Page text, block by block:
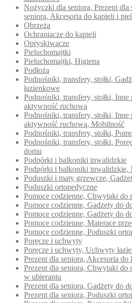
Nożyczki dla seniora, Prezent dla
seniora, Akcesoria do kąpieli i
Obrzeża
Ochraniacze do kąpieli
Opryskiwacze
Pieluchomajtki
Pieluchomajtki, Higiena
Podłoża
Podnośniki, transfery, stołki,
łazienkowe
Podnośniki, transfery, stołki, Inne
aktywność ruchową
Podnośniki, transfery, stołki, Inne
aktywność ruchową, Mobilność
Podnośniki, transfery, stołki,
Podnośniki, transfery, stołki,
domu
Podpórki i balkoniki inwalidzkie
Podpórki i balkoniki inwalidzkie,
Poduszki i maty grzewcze,
Poduszki ortopedyczne
Pomoce codzienne, Chwytaki do
Pomoce codzienne, Gadżety do
Pomoce codzienne, Gadżety do
Pomoce codzienne, Materace
Pomoce codzienne, Poduszki
Poręcze i uchwyty
Poręcze i uchwyty, Uchwyty
Prezent dla seniora, Akcesoria
Prezent dla seniora, Chwytaki do
w ubieraniu
Prezent dla seniora, Gadżety do
Prezent dla seniora, Poduszki